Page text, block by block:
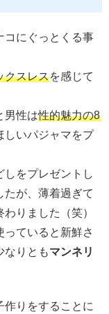
コにぐっとくる事
クスレスを感じて
男性は性的魅力の8
しいパジャマをプ
しをプレゼントし
たが、薄着過ぎて
りました（笑）
っていると新鮮さ
なりともマンネリ
作りをすることに